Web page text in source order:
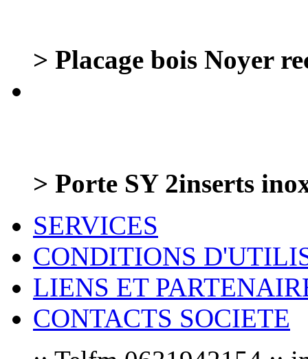
> Placage bois Noyer
> Porte SY 2inserts
SERVICES
CONDITIONS
LIENS ET
CONTACTS SOCIETE